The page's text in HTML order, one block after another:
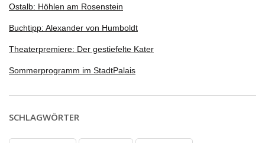
Ostalb: Höhlen am Rosenstein
Buchtipp: Alexander von Humboldt
Theaterpremiere: Der gestiefelte Kater
Sommerprogramm im StadtPalais
SCHLAGWÖRTER